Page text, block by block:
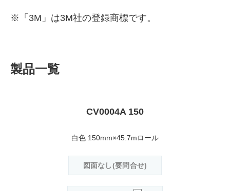
※「3M」は3M社の登録商標です。
製品一覧
CV0004A 150
白色 150mm×45.7mロール
図面なし(要問合せ)